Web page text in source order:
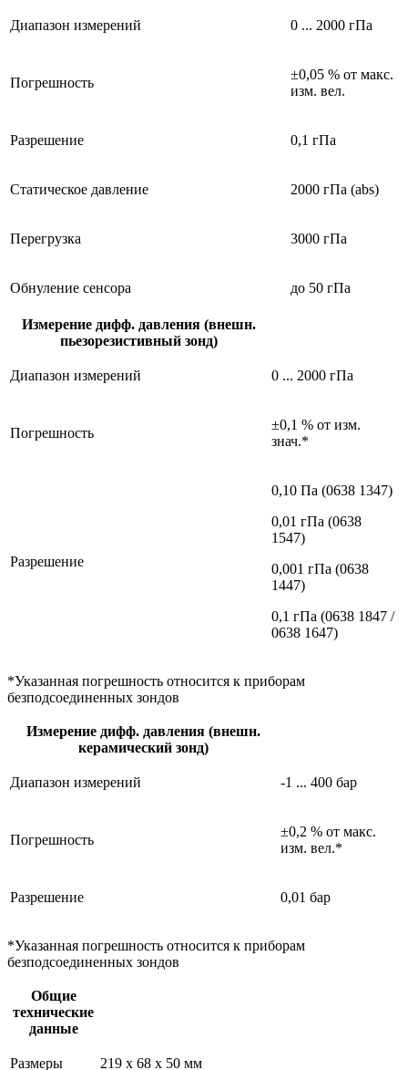
Диапазон измерений 0 ... 2000 гПа
Погрешность
±0,05 % от макс.
изм. вел.
Разрешение 0,1 гПа
Статическое давление 2000 гПа (abs)
Перегрузка 3000 гПа
Обнуление сенсора до 50 гПа
Измерение дифф. давления (внешн.
пьезорезистивный зонд)
Диапазон измерений 0 ... 2000 гПа
Погрешность
±0,1 % от изм.
знач.*
Разрешение
0,10 Па (0638 1347)
0,01 гПа (0638
1547)
0,001 гПа (0638
1447)
0,1 гПа (0638 1847 /
0638 1647)
*Указанная погрешность относится к приборам
безподсоединенных зондов
Измерение дифф. давления (внешн.
керамический зонд)
Диапазон измерений -1 ... 400 бар
Погрешность
±0,2 % от макс.
изм. вел.*
Разрешение 0,01 бар
*Указанная погрешность относится к приборам
безподсоединенных зондов
Общие
технические
данные
Размеры 219 x 68 x 50 мм